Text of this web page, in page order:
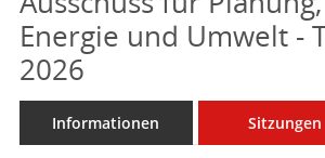
Energie und Umwelt -
2026
Informationen Sitzungen